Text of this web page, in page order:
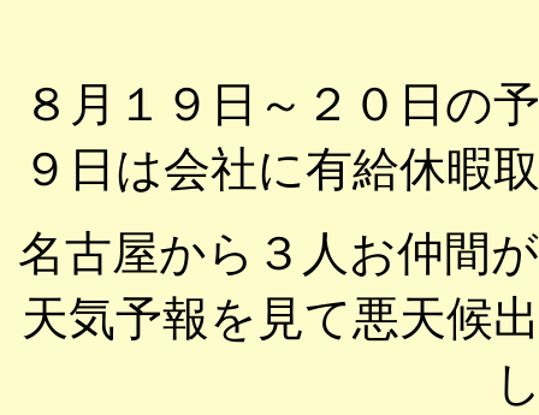
８月１９日～２０日の
９日は会社に有給休暇
名古屋から３人お仲間
天気予報を見て悪天候